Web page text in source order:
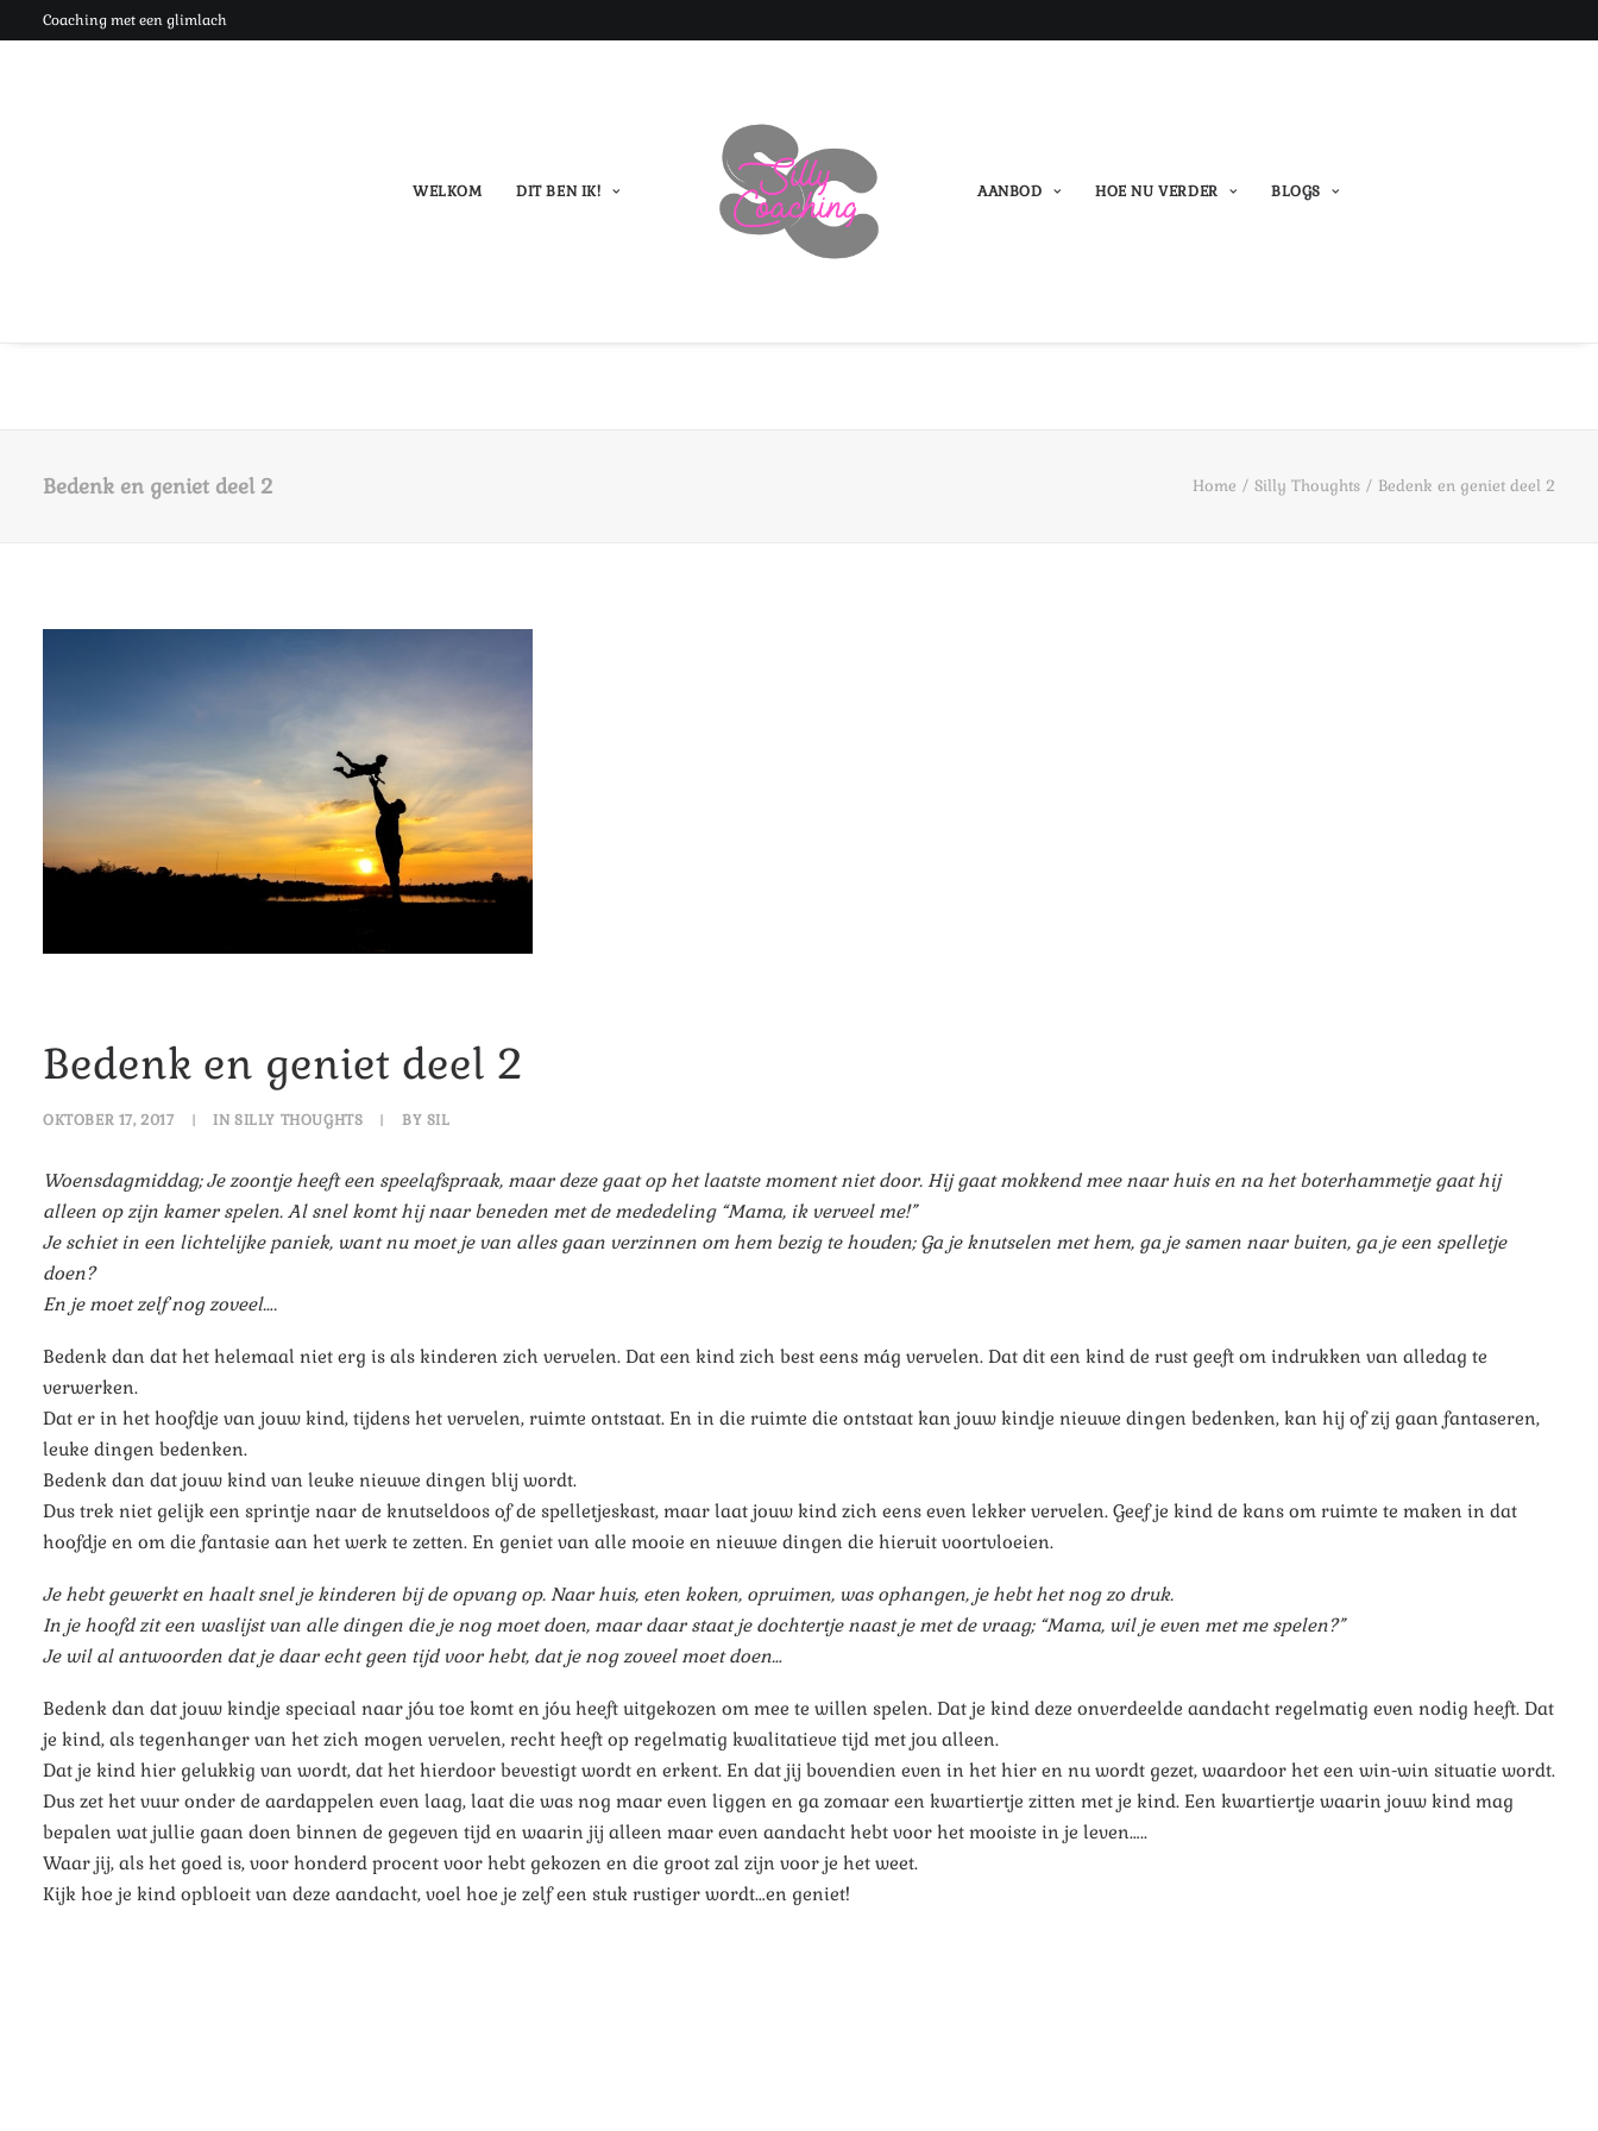
Coaching met een glimlach
WELKOM DIT BEN IK! AANBOD HOE NU VERDER BLOGS
Bedenk en geniet deel 2 Home Silly Thoughts Bedenk en geniet deel 2
Bedenk en geniet deel 2
OKTOBER 17, 2017 | INSILLY THOUGHTS | BY SIL
Woensdagmiddag; Je zoontje heeft een speelafspraak, maar deze gaat op het laatste moment niet door. Hij gaat mokkend mee naar huis en na het boterhammetje gaat hij
alleen op zijn kamer spelen. Al snel komt hij naar beneden met de mededeling “Mama, ik verveel me!”
Je schiet in een lichtelijke paniek, want nu moet je van alles gaan verzinnen om hem bezig te houden; Ga je knutselen met hem, ga je samen naar buiten, ga je een spelletje
doen?
En je moet zelf nog zoveel….
Bedenk dan dat het helemaal niet erg is als kinderen zich vervelen. Dat een kind zich best eens mág vervelen. Dat dit een kind de rust geeft om indrukken van alledag te
verwerken.
Dat er in het hoofdje van jouw kind, tijdens het vervelen, ruimte ontstaat. En in die ruimte die ontstaat kan jouw kindje nieuwe dingen bedenken, kan hij of zij gaan fantaseren,
leuke dingen bedenken.
Bedenk dan dat jouw kind van leuke nieuwe dingen blij wordt.
Dus trek niet gelijk een sprintje naar de knutseldoos of de spelletjeskast, maar laat jouw kind zich eens even lekker vervelen. Geef je kind de kans om ruimte te maken in dat
hoofdje en om die fantasie aan het werk te zetten. En geniet van alle mooie en nieuwe dingen die hieruit voortvloeien.
Je hebt gewerkt en haalt snel je kinderen bij de opvang op. Naar huis, eten koken, opruimen, was ophangen, je hebt het nog zo druk.
In je hoofd zit een waslijst van alle dingen die je nog moet doen, maar daar staat je dochtertje naast je met de vraag; “Mama, wil je even met me spelen?”
Je wil al antwoorden dat je daar echt geen tijd voor hebt, dat je nog zoveel moet doen…
Bedenk dan dat jouw kindje speciaal naar jóu toe komt en jóu heeft uitgekozen om mee te willen spelen. Dat je kind deze onverdeelde aandacht regelmatig even nodig heeft. Dat
je kind, als tegenhanger van het zich mogen vervelen, recht heeft op regelmatig kwalitatieve tijd met jou alleen.
Dat je kind hier gelukkig van wordt, dat het hierdoor bevestigt wordt en erkent. En dat jij bovendien even in het hier en nu wordt gezet, waardoor het een win-win situatie wordt.
Dus zet het vuur onder de aardappelen even laag, laat die was nog maar even liggen en ga zomaar een kwartiertje zitten met je kind. Een kwartiertje waarin jouw kind mag
bepalen wat jullie gaan doen binnen de gegeven tijd en waarin jij alleen maar even aandacht hebt voor het mooiste in je leven…..
Waar jij, als het goed is, voor honderd procent voor hebt gekozen en die groot zal zijn voor je het weet.
Kijk hoe je kind opbloeit van deze aandacht, voel hoe je zelf een stuk rustiger wordt…en geniet!